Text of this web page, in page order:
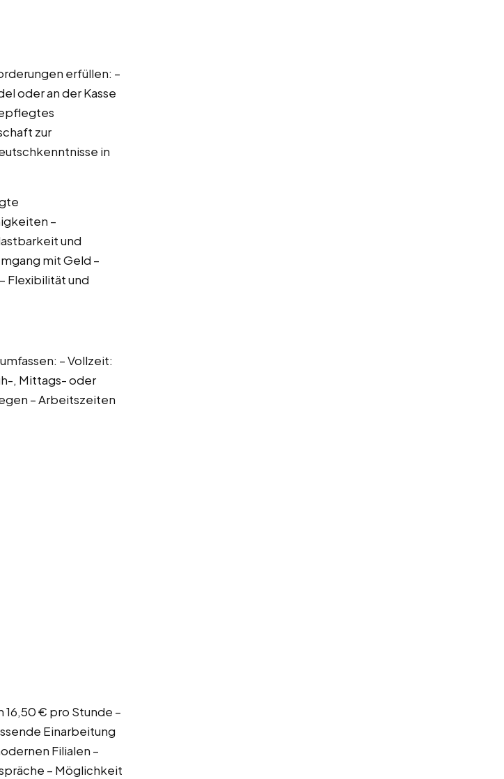
erfüllen: –
oder an der Kasse
zur
in
–
und
mit Geld –
Flexibilität und
– Vollzeit:
, Mittags- oder
– Arbeitszeiten
16,50 € pro Stunde –
Einarbeitung
Filialen –
– Möglichkeit